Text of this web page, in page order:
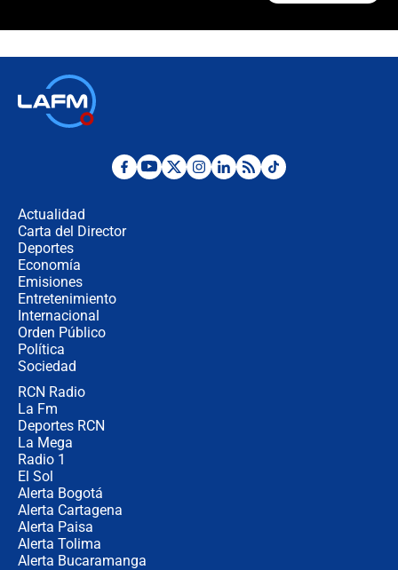
Desde dermatitis hasta infecciones:
Actualidad
Carta del Director
Deportes
Economía
Emisiones
Entretenimiento
Internacional
Orden Público
Política
Sociedad
RCN Radio
La Fm
Deportes RCN
La Mega
Radio 1
El Sol
Alerta Bogotá
Alerta Cartagena
Alerta Paisa
Alerta Tolima
Alerta Bucaramanga